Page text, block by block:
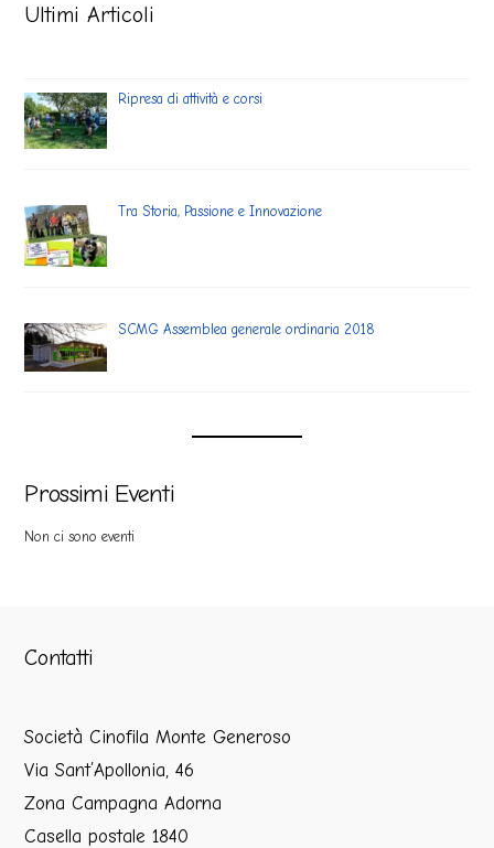
Ultimi Articoli
Ripresa di attività e corsi
Tra Storia, Passione e Innovazione
SCMG Assemblea generale ordinaria 2018
Prossimi Eventi
Non ci sono eventi
Contatti
Società Cinofila Monte Generoso
Via Sant’Apollonia, 46
Zona Campagna Adorna
Casella postale 1840